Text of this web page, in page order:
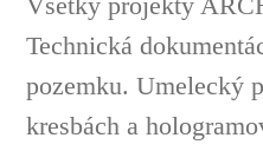
Všetky projekty
Technická
pozemku. Umelecký
kresbách a